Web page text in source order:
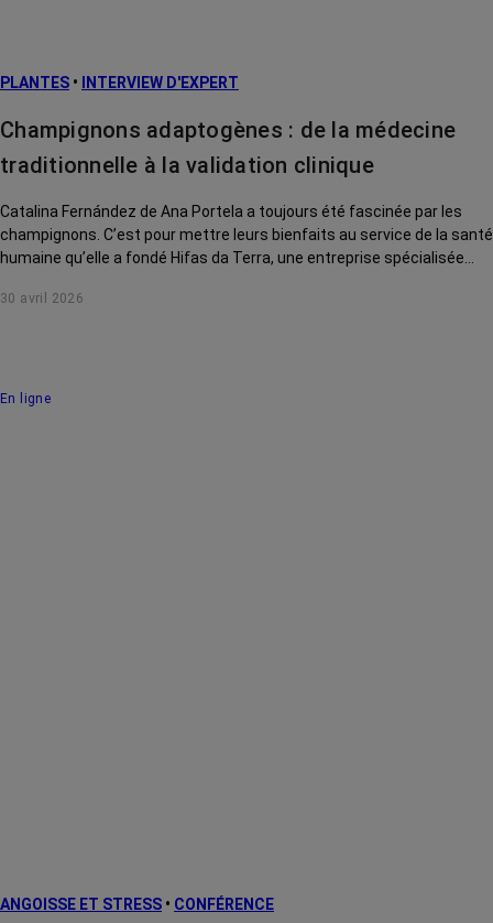
PLANTES • INTERVIEW D'EXPERT
Champignons adaptogènes : de la médecine
traditionnelle à la validation clinique
Catalina Fernández de Ana Portela a toujours été fascinée par les
champignons. C’est pour mettre leurs bienfaits au service de la santé
humaine qu’elle a fondé Hifas da Terra, une entreprise spécialisée
personnel l'a menée à créer une gamme de compléments
30 avril 2026
En ligne
ANGOISSE ET STRESS • CONFÉRENCE